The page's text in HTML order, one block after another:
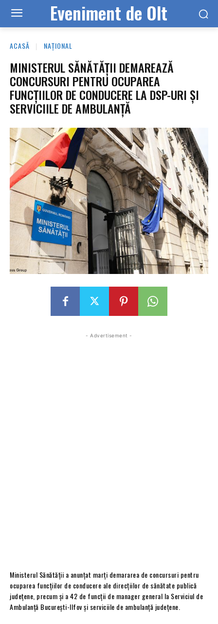
Eveniment de Olt
ACASĂ NAȚIONAL
MINISTERUL SĂNĂTĂȚII DEMAREAZĂ
CONCURSURI PENTRU OCUPAREA
FUNCȚIILOR DE CONDUCERE LA DSP-URI ȘI
SERVICIILE DE AMBULANȚĂ
- Advertisement -
Ministerul Sănătății a anunțat marți demararea de concursuri pentru
ocuparea funcțiilor de conducere ale direcțiilor de sănătate publică
județene, precum și a 42 de funcții de manager general la Serviciul de
Ambulanță București-Ilfov și serviciile de ambulanță județene.